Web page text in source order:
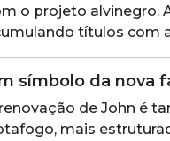
o projeto alvinegro.
títulos com
símbolo da nova
de John é
mais